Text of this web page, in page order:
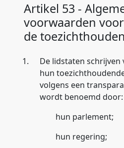
Artikel 53 -
voorwaarden
de
1.
De lidstaten schrijven
hun
volgens een
wordt benoemd door:
hun parlement;
hun regering;